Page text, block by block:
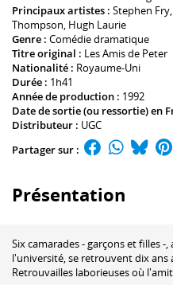
Principaux artistes : Stephen Fry,
Thompson, Hugh Laurie
Genre : Comédie dramatique
Titre original : Les Amis de Peter
Nationalité : Royaume-Uni
Durée : 1h41
Année de production : 1992
Date de sortie (ou ressortie) en
Distributeur : UGC
Partager sur :
Présentation
Six camarades - garçons et filles
l'université, se retrouvent dix ans
Retrouvailles laborieuses où